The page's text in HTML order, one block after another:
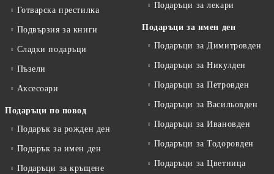
Готварска престилка
Подвързия за книги
Сладки подаръци
Пъзели
Аксесоари
Подаръци по повод
Подарък за рожден ден
Подарък за имен ден
Подаръци за кръщене
Подаръци за лекари
Подаръци за имен ден
Подаръци за Димитровден
Подаръци за Никулден
Подаръци за Петровден
Подаръци за Васильовден
Подаръци за Ивановден
Подаръци за Тодоровден
Подаръци за Цветница